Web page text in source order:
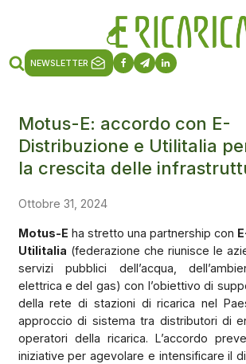
NEWSLETTER
Motus-E: accordo con E-
Distribuzione e Utilitalia
la crescita delle
Ottobre 31, 2024
Motus-E ha stretto una partnership con
Utilitalia (federazione che riunisce le
servizi pubblici dell’acqua,
elettrica e del gas) con l’obiettivo di
della rete di stazioni di ricarica nel
approccio di sistema tra distributori di
operatori della ricarica. L’accordo
iniziative per agevolare e intensificare il